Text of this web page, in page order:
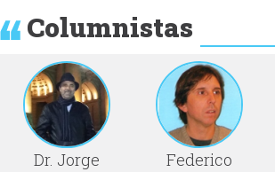
Columnistas
Dr. Jorge
Federico